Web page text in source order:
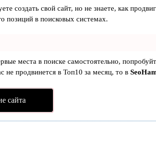
создать свой сайт, но не знаете, как
позиций в поисковых системах.
места в поиске самостоятельно,
не продвинется в Топ10 за месяц, то в
сайта